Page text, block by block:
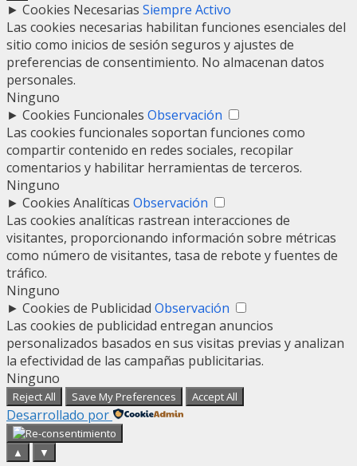
► Cookies Necesarias Siempre Activo
Las cookies necesarias habilitan funciones esenciales del
sitio como inicios de sesión seguros y ajustes de
preferencias de consentimiento. No almacenan datos
personales.
Ninguno
► Cookies Funcionales Observación
Las cookies funcionales soportan funciones como
compartir contenido en redes sociales, recopilar
comentarios y habilitar herramientas de terceros.
Ninguno
► Cookies Analíticas Observación
Las cookies analíticas rastrean interacciones de
visitantes, proporcionando información sobre métricas
como número de visitantes, tasa de rebote y fuentes de
tráfico.
Ninguno
► Cookies de Publicidad Observación
Las cookies de publicidad entregan anuncios
personalizados basados en sus visitas previas y analizan
la efectividad de las campañas publicitarias.
Ninguno
Reject All Save My Preferences Accept All
Desarrollado por
▲ ▼